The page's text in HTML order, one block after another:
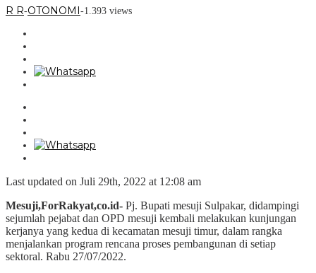
R R-OTONOMI-1.393 views
Last updated on Juli 29th, 2022 at 12:08 am
Mesuji,ForRakyat,co.id- Pj. Bupati mesuji Sulpakar, didampingi
sejumlah pejabat dan OPD mesuji kembali melakukan kunjungan
kerjanya yang kedua di kecamatan mesuji timur, dalam rangka
menjalankan program rencana proses pembangunan di setiap
sektoral. Rabu 27/07/2022.